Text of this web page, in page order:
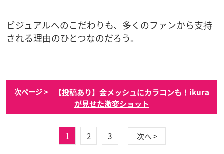
ビジュアルへのこだわりも、多くのファンから支持
される理由のひとつなのだろう。
次ページ >
【投稿あり】金メッシュにカラコンも！ikura
が見せた激変ショット
1 2 3 次へ >